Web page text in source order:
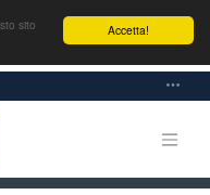
Accetta!
sito